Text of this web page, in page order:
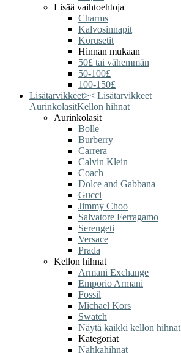
Lisää vaihtoehtoja
Charms
Kalvosinnapit
Korusetit
Hinnan mukaan
50£ tai vähemmän
50-100£
100-150£
Lisätarvikkeet>< Lisätarvikkeet
AurinkolasitKellon hihnat
Aurinkolasit
Bolle
Burberry
Carrera
Calvin Klein
Coach
Dolce and Gabbana
Gucci
Jimmy Choo
Salvatore Ferragamo
Serengeti
Versace
Prada
Kellon hihnat
Armani Exchange
Emporio Armani
Fossil
Michael Kors
Swatch
Näytä kaikki kellon hihnat
Kategoriat
Nahkahihnat